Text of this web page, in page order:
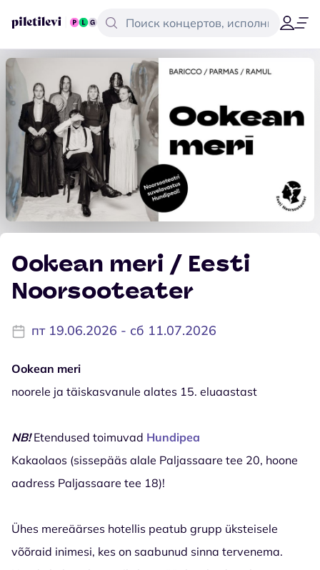
Ookean meri / Eesti
Noorsooteater
пт 19.06.2026 - сб 11.07.2026
Ookean meri
noorele ja täiskasvanule alates 15. eluaastast
NB!Etendused toimuvad Hundipea
Kakaolaos (sissepääs alale Paljassaare tee 20, hoone
aadress Paljassaare tee 18)!
Ühes mereäärses hotellis peatub grupp üksteisele
võõraid inimesi, kes on saabunud sinna tervenema.